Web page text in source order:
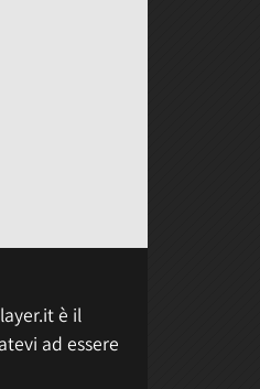
è il
ad essere